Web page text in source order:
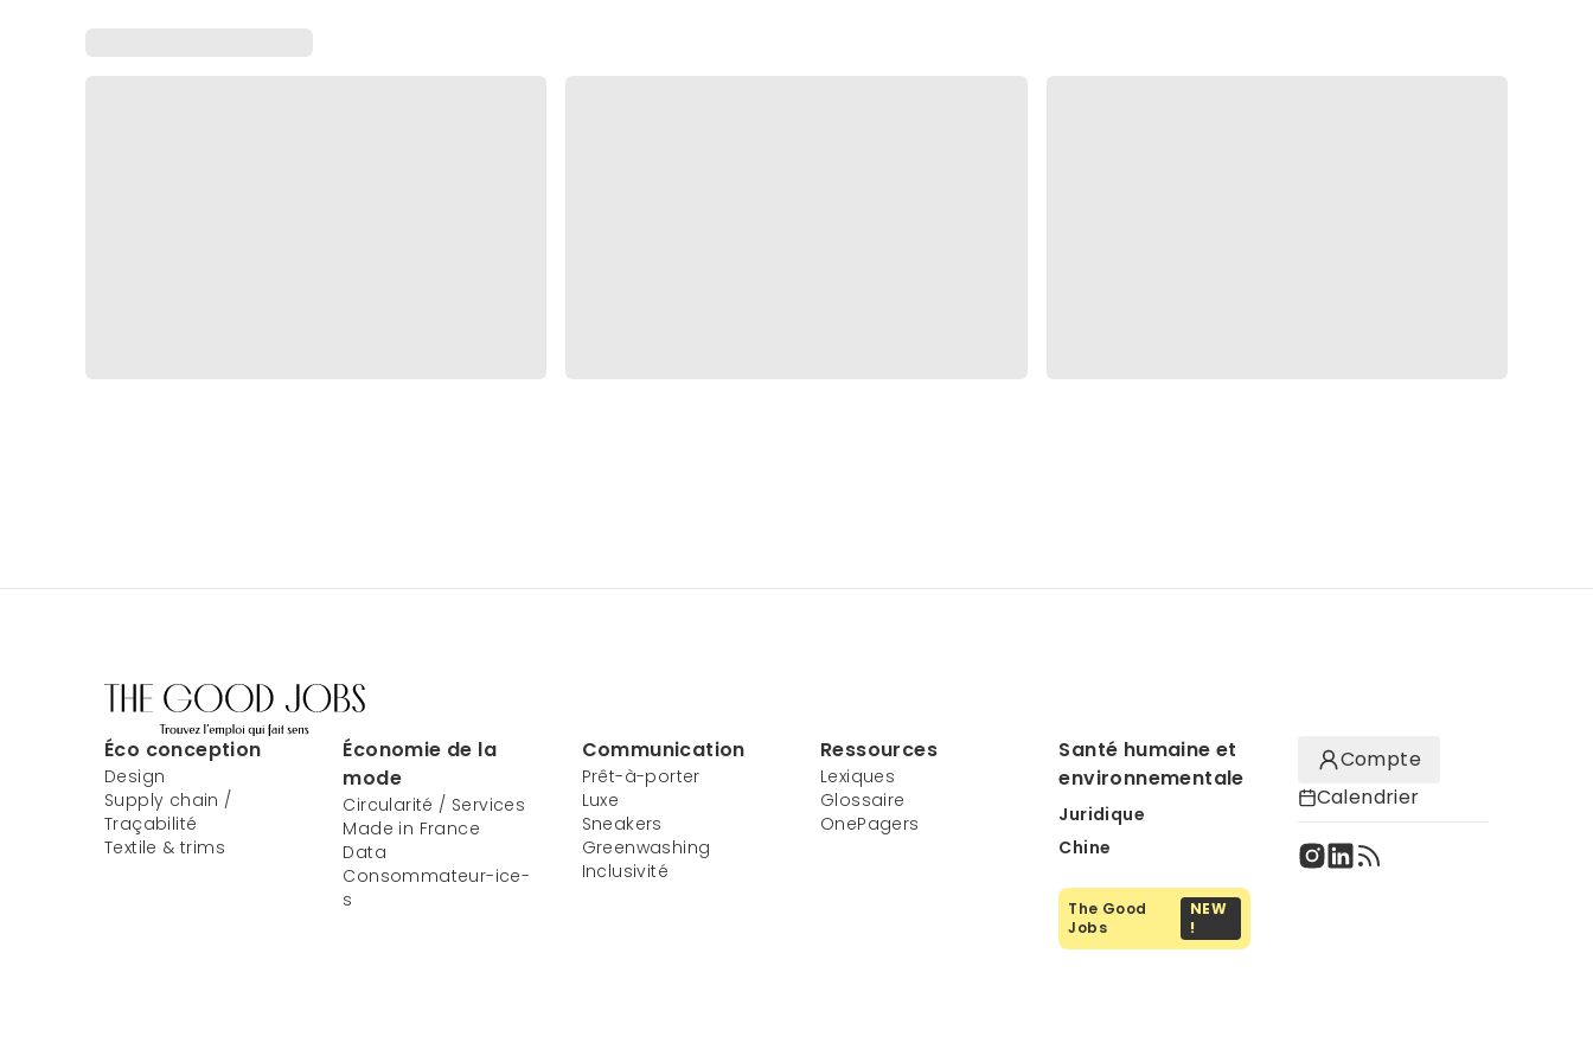
Éco conception
Design
Supply chain /
Traçabilité
Textile & trims
Économie de la
mode
Circularité / Services
Made in France
Data
Consommateur-ice-
s
Communication
Prêt-à-porter
Luxe
Sneakers
Greenwashing
Inclusivité
Ressources
Lexiques
Glossaire
OnePagers
Santé humaine et
environnementale
Juridique
Chine
The Good
Jobs
NEW
!
Compte
Calendrier